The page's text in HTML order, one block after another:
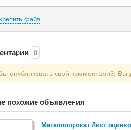
файл
0
опубликовать свой комментарий, Вы
похожие объявления
Металлопрокат Лист